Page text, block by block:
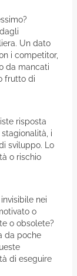
Un dato
i competitor,
da mancati
frutto di
risposta
i
sviluppo. Lo
o rischio
nei
o
o obsolete?
da poche
di eseguire